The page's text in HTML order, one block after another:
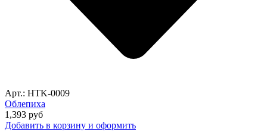
Арт.: HTK-0009
Облепиха
1,393 руб
Добавить в корзину и оформить